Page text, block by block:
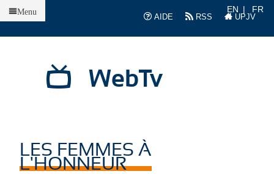
AIDE
RSS UPJV
EN FR
WebTv
Menu
LES FEMMES À
L'HONNEUR